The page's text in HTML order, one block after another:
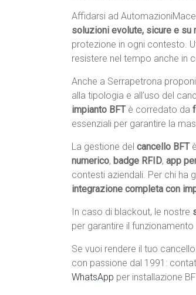
Affidarsi ad
soluzioni evolute, sicure e su
protezione in ogni contesto.
resistere nel tempo anche in
Anche a Serrapetrona
alla tipologia e all’uso del
impianto BFTè corredato da
essenziali per garantire la
La gestione del cancello BFT
numerico, badge RFID, app
contesti aziendali. Per chi ha
integrazione completa con
In caso di blackout, le nostre
per garantire il
Se vuoi rendere il tuo
con passione dal 1991:
WhatsApp per installazione